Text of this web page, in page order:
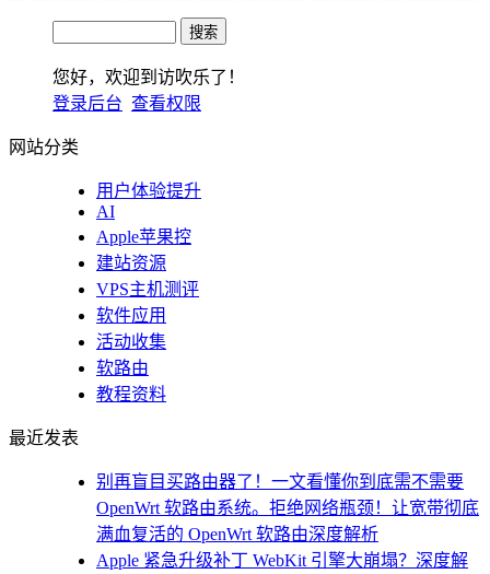
您好，欢迎到访吹乐了！
登录后台 查看权限
网站分类
用户体验提升
AI
Apple苹果控
建站资源
VPS主机测评
软件应用
活动收集
软路由
教程资料
最近发表
别再盲目买路由器了！一文看懂你到底需不需要
OpenWrt 软路由系统。拒绝网络瓶颈！让宽带彻底
满血复活的 OpenWrt 软路由深度解析
Apple 紧急升级补丁 WebKit 引擎大崩塌？深度解